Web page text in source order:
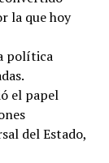
la que hoy
política
el papel
del Estado,